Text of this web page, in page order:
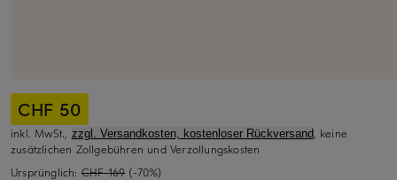
CHF 50
inkl. MwSt., zzgl. Versandkosten, kostenloser Rückversand, keine
zusätzlichen Zollgebühren und Verzollungskosten
Ursprünglich: CHF 169 (-70%)